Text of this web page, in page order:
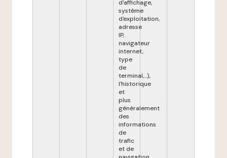
d'affichage,
système
d'exploitation,
adresse
IP,
navigateur
internet,
type
de
terminal,...),
l'historique
et
plus
généralement
des
informations
de
trafic
et de